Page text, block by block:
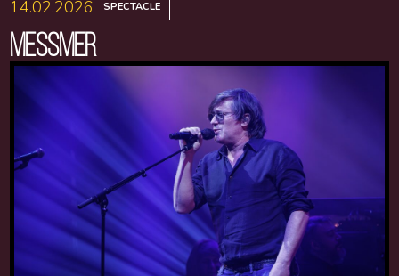
14.02.2026 SPECTACLE
MESSMER